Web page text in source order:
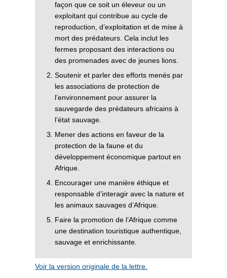
façon que ce soit un éleveur ou un
exploitant qui contribue au cycle de
reproduction, d’exploitation et de mise à
mort des prédateurs. Cela inclut les
fermes proposant des interactions ou
des promenades avec de jeunes lions.
Soutenir et parler des efforts menés par
les associations de protection de
l’environnement pour assurer la
sauvegarde des prédateurs africains à
l’état sauvage.
Mener des actions en faveur de la
protection de la faune et du
développement économique partout en
Afrique.
Encourager une manière éthique et
responsable d’interagir avec la nature et
les animaux sauvages d’Afrique.
Faire la promotion de l’Afrique comme
une destination touristique authentique,
sauvage et enrichissante.
Voir la version originale de la lettre.